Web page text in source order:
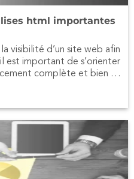
html importantes
visibilité d’un site web afin
est important de s’orienter
complète et bien ci